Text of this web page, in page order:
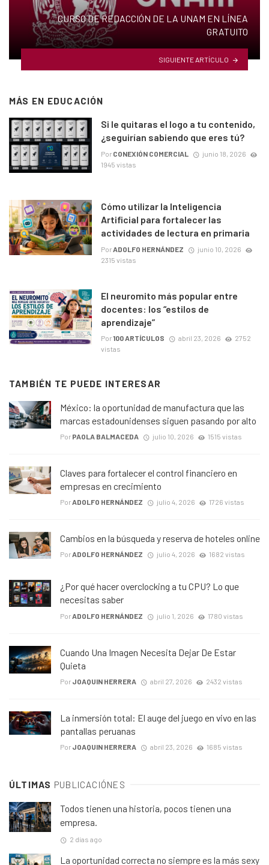
CURSO DE REDACCIÓN DE LA UNAM EN LÍNEA
GRATUITO
SIGUIENTE ARTÍCULO
MÁS EN EDUCACIÓN
Si le quitaras el logo a tu contenido,
¿seguirían sabiendo que eres tú?
Por CONEXIÓN COMERCIAL
junio 18, 2026
1945 vistas
Cómo utilizar la Inteligencia
Artificial para fortalecer las
actividades de lectura en primaria
Por ADOLFO HERNÁNDEZ
junio 10, 2026
2315 vistas
El neuromito más popular entre
docentes: los “estilos de
aprendizaje”
Por100 ARTÍCULOS abril 23, 2026
2752
vistas
TAMBIÉN TE PUEDE INTERESAR
México: la oportunidad de manufactura que las
marcas estadounidenses siguen pasando por alto
Por PAOLA BALMACEDA julio 10, 2026 1515 vistas
Claves para fortalecer el control financiero en
empresas en crecimiento
PorADOLFO HERNÁNDEZ julio 4, 2026 1726 vistas
Cambios en la búsqueda y reserva de hoteles online
PorADOLFO HERNÁNDEZ julio 4, 2026 1682 vistas
¿Por qué hacer overclocking a tu CPU? Lo que
necesitas saber
Por ADOLFO HERNÁNDEZ julio 1, 2026 1780 vistas
Cuando Una Imagen Necesita Dejar De Estar
Quieta
Por JOAQUIN HERRERA abril 27, 2026 2432 vistas
La inmersión total: El auge del juego en vivo en las
pantallas peruanas
Por JOAQUIN HERRERA abril 23, 2026 1685 vistas
ÚLTIMAS PUBLICACIÓNES
Todos tienen una historia, pocos tienen una
empresa.
2 días ago
La oportunidad correcta no siempre es la más sexy